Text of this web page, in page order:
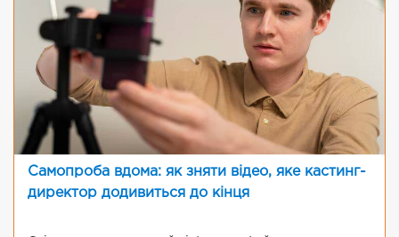
Самопроба вдома: як зняти відео, яке кастинг-
директор додивиться до кінця